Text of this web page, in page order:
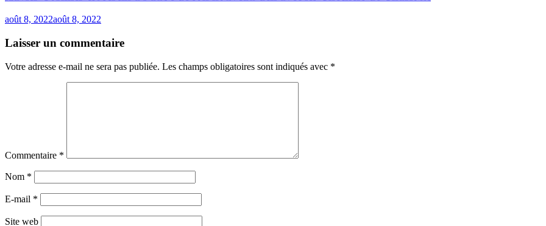
août 8, 2022août 8, 2022
Laisser un commentaire
Votre adresse e-mail ne sera pas publiée. Les champs obligatoires sont indiqués avec *
Commentaire *
Nom *
E-mail *
Site web